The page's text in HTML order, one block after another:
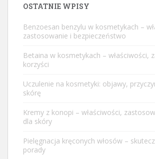
OSTATNIE WPISY
Benzoesan benzylu w kosmetykach –
zastosowanie i bezpieczeństwo
Betaina w kosmetykach – właściwości,
korzyści
Uczulenie na kosmetyki: objawy,
skórę
Kremy z konopi – właściwości,
dla skóry
Pielęgnacja kręconych włosów –
porady